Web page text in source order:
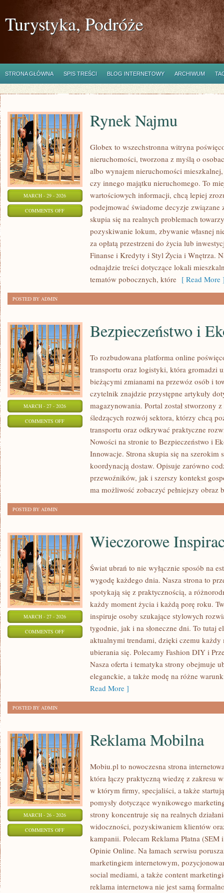
Turystyka, Podróże
STRONA GŁÓWNA SPIS TREŚCI BLOG INTERNETOWY ARCHIWUM
MARCH - 29 - 2026
COMMENTS OFFON
Rynek Najmu
Globex to wszechstronna witryna
nieruchomości, tworzona z myślą o
albo wynajem nieruchomości
czy innego majątku nieruchomego. To
wartościowych informacji, chcą lepiej
podejmować świadome decyzje związane
skupia się na realnych problemach
pozyskiwanie lokum, zbywanie własnej
za opłatą przestrzeni do życia lub
Finanse i Kredyty i Styl Życia i Wnętrza.
odnajdzie treści dotyczące lokali
tematów pobocznych, które [ Read More
POSTED BY ADMIN
MARCH - 27 - 2026
COMMENTS OFFON
BEZPIECZEŃSTWO
Bezpieczeństwo i
To rozbudowana platforma online
transportu oraz logistyki, która gromadzi
bieżącymi zmianami na przewóz osób i
czytelnik znajdzie przystępne artykuły
magazynowania. Portal został stworzony
śledzących rozwój sektora, którzy chcą
transportu oraz odkrywać praktyczne
Nowości na stronie to Bezpieczeństwo i
Innowacje. Strona skupia się na szerokim
koordynacją dostaw. Opisuje zarówno
przewoźników, jak i szerszy kontekst
ma możliwość zobaczyć pełniejszy obraz
POSTED BY ADMIN
MARCH - 27 - 2026
COMMENTS OFFON
WIECZOROWE
INSPIRACJE
Wieczorowe
Świat ubrań to nie wyłącznie sposób na
wygodę każdego dnia. Nasza strona to
spotykają się z praktycznością, a
każdy moment życia i każdą porę roku.
inspiruje osoby szukające stylowych
tygodnie, jak i na słoneczne dni. To tutaj
aktualnymi trendami, dzięki czemu każdy
ubierania się. Polecamy Fashion DIY i
Nasza oferta i tematyka strony obejmuje
eleganckie, a także modę na różne
Read More ]
POSTED BY ADMIN
MARCH - 26 - 2026
COMMENTS OFFON
Reklama Mobilna
Mobiu.pl to nowoczesna strona
która łączy praktyczną wiedzę z zakresu
w którym firmy, specjaliści, a także
pomysły dotyczące wynikowego
strony koncentruje się na realnych
widoczności, pozyskiwaniem klientów
kampanii. Polecam Reklama Płatna
Opinie Online. Na łamach serwisu
marketingiem internetowym,
social mediami, a także content
reklama internetowa nie jest samą